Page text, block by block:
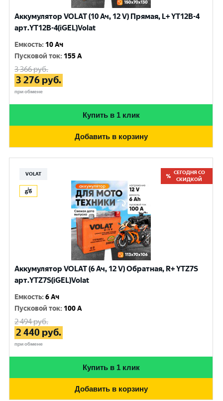
Аккумулятор VOLAT (10 Ач, 12 V) Прямая, L+ YT12B-4
арт.YT12B-4(iGEL)Volat
Емкость: 10 Ач
Пусковой ток: 155 A
3 366руб.
3 276 руб.
при обмене
Купить в 1 клик
Добавить в корзину
VOLAT
СЕГОДНЯ СО
СКИДКОЙ
Аккумулятор VOLAT (6 Ач, 12 V) Обратная, R+ YTZ7S
арт.YTZ7S(iGEL)Volat
Емкость:6 Ач
Пусковой ток: 100 A
2 494руб.
2 440 руб.
при обмене
Купить в 1 клик
Добавить в корзину